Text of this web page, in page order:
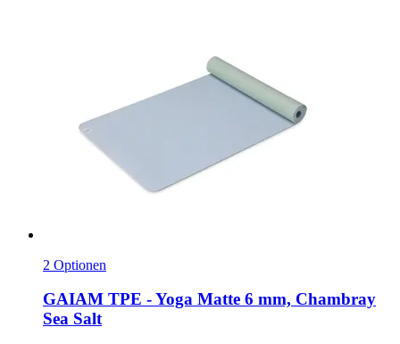
2 Optionen
GAIAM TPE -​ Yoga Matte 6 mm, Chambray
Sea Salt